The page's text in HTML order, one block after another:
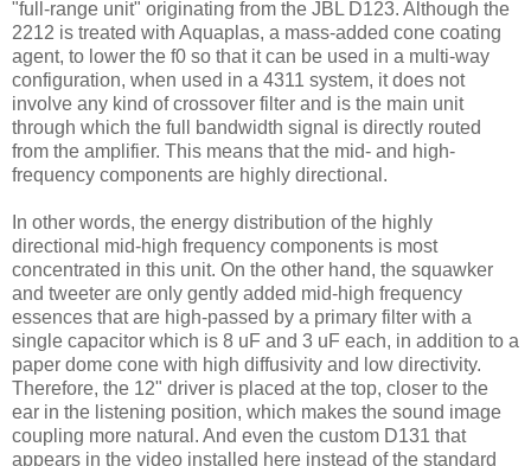
"full-range unit" originating from the JBL D123. Although the
2212 is treated with Aquaplas, a mass-added cone coating
agent, to lower the f0 so that it can be used in a multi-way
configuration, when used in a 4311 system, it does not
involve any kind of crossover filter and is the main unit
through which the full bandwidth signal is directly routed
from the amplifier. This means that the mid- and high-
frequency components are highly directional.
In other words, the energy distribution of the highly
directional mid-high frequency components is most
concentrated in this unit. On the other hand, the squawker
and tweeter are only gently added mid-high frequency
essences that are high-passed by a primary filter with a
single capacitor which is 8 uF and 3 uF each, in addition to a
paper dome cone with high diffusivity and low directivity.
Therefore, the 12" driver is placed at the top, closer to the
ear in the listening position, which makes the sound image
coupling more natural. And even the custom D131 that
appears in the video installed here instead of the standard